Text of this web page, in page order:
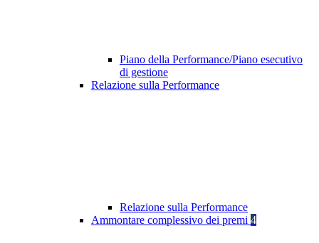
Piano della Performance/Piano esecutivo
di gestione
Relazione sulla Performance
Relazione sulla Performance
Ammontare complessivo dei premi 4